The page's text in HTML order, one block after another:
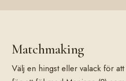
Matchmaking
Välj en hingst eller valack för